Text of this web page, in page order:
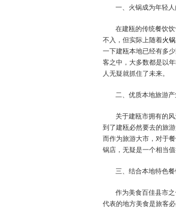
一、火锅成为年轻
在建瓯的传统餐饮
不入，但实际上随着火
一下建瓯本地已经有多
客之中，大多数都是以
人无疑就抓住了未来。
二、优质本地旅游
关于建瓯市拥有的
到了建瓯必然要去的旅
而作为旅游大市，对于
锅店，无疑是一个相当值
三、结合本地特色
作为美食百佳县市
代表的地方美食是旅客